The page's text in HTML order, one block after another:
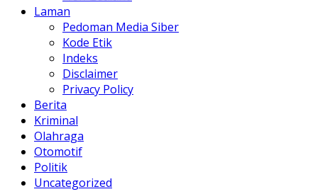
Laman
Pedoman Media Siber
Kode Etik
Indeks
Disclaimer
Privacy Policy
Berita
Kriminal
Olahraga
Otomotif
Politik
Uncategorized